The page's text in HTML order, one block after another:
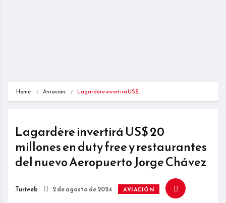
Home Aviación Lagardère invertirá US$…
Lagardère invertirá US$ 20
millones en duty free y restaurantes
del nuevo Aeropuerto Jorge Chávez
Turiweb 2 de agosto de 2024 AVIACIÓN